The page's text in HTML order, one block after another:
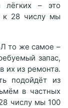
лёгких – это
к 28 числу мы
то же самое –
запас,
их из ремонта.
подойдёт из
в частных
числу мы 100